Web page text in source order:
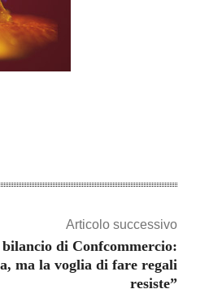
Articolo successivo
di Confcommercio:
ma la voglia di fare regali
resiste”